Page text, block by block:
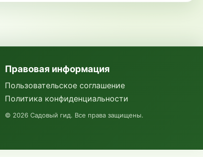
Правовая информация
Пользовательское соглашение
Политика конфиденциальности
© 2026 Садовый гид. Все права защищены.